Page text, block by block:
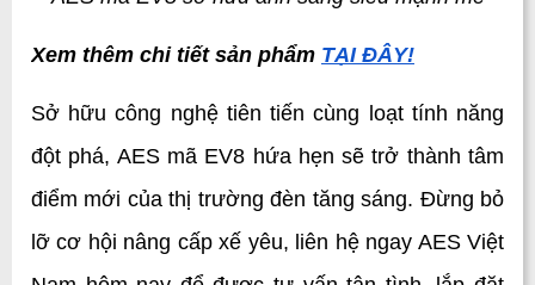
Xem thêm chi tiết sản phẩm TẠI ĐÂY!
Sở hữu công nghệ tiên tiến cùng loạt tính năng
đột phá, AES mã EV8 hứa hẹn sẽ trở thành tâm
điểm mới của thị trường đèn tăng sáng. Đừng bỏ
lỡ cơ hội nâng cấp xế yêu, liên hệ ngay AES Việt